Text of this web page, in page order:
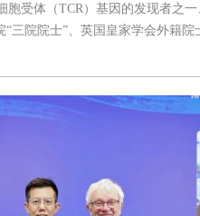
胞受体（TCR）基因的发现者之
三院院士”、英国皇家学会外籍院
制及人类免疫系统的研究，是该
在免疫应答中的关键作用方面作
奖、费萨尔国王奖在内的多项国际
2A-203报告厅作题为“The
执行院长Sue Welburn教授向
聘副教授刘琬璐主持。 讲座中，Mark Davis
一主题，从一个基础而深刻的问